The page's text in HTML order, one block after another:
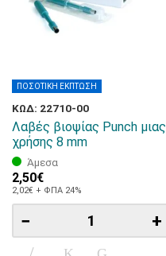
ΠΟΣΟΤΙΚΗ ΕΚΠΤΩΣΗ
ΚΩΔ: 22710-00
Λαβές βιοψίας Punch μιας
χρήσης 8 mm
Άμεσα
2,50€
2,02€ + ΦΠΑ 24%
− +